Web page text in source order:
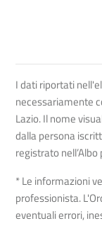
I dati riportati
necessariamente
Lazio. Il nome
dalla persona
registrato
* Le informazioni
professionista.
eventuali errori,